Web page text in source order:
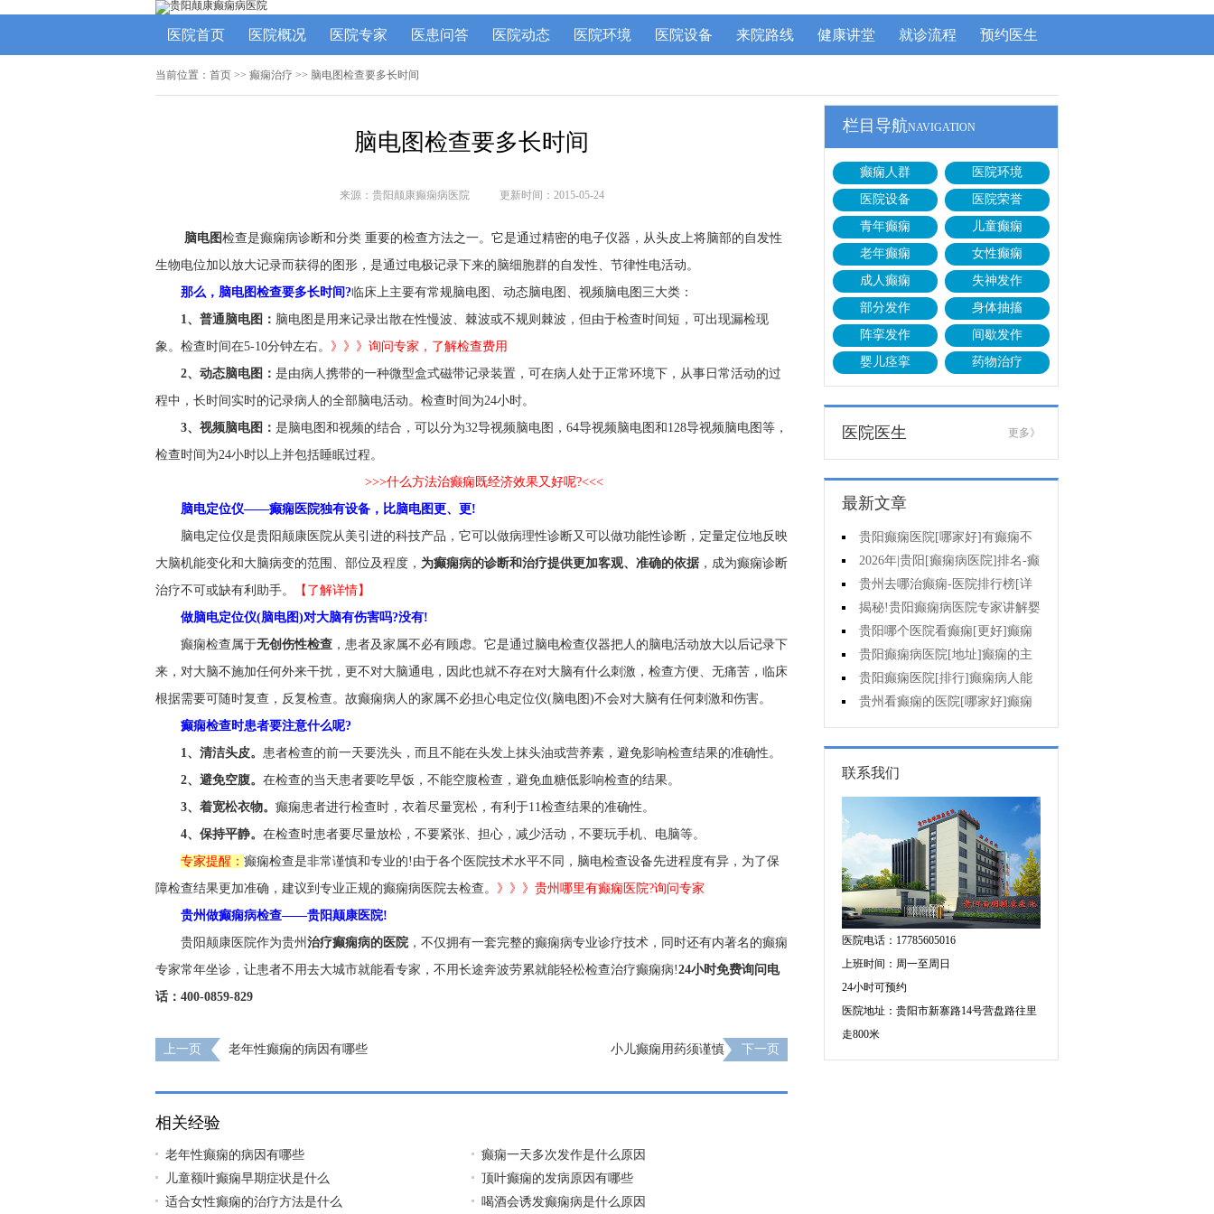
医院首页 医院概况 医院专家 医患问答 医院动态 医院环境 医院设备 来院路线 健康讲堂 就诊流程 预约医生
当前位置： 首页 >> 癫痫治疗 >> 脑电图检查要多长时间
脑电图检查要多长时间
来源：贵阳颠康癫痫病医院 更新时间：2015-05-24
脑电图检查是癫痫病诊断和分类 重要的检查方法之一。它是通过精密的电子仪器，从头皮上将脑部的自发性
生物电位加以放大记录而获得的图形，是通过电极记录下来的脑细胞群的自发性、节律性电活动。
那么，脑电图检查要多长时间?临床上主要有常规脑电图、动态脑电图、视频脑电图三大类：
1、普通脑电图： 脑电图是用来记录出散在性慢波、棘波或不规则棘波，但由于检查时间短，可出现漏检现
象。检查时间在5-10分钟左右。 》》》询问专家，了解检查费用
2、动态脑电图： 是由病人携带的一种微型盒式磁带记录装置，可在病人处于正常环境下，从事日常活动的过
程中，长时间实时的记录病人的全部脑电活动。检查时间为24小时。
3、视频脑电图： 是脑电图和视频的结合，可以分为32导视频脑电图，64导视频脑电图和128导视频脑电图等，
检查时间为24小时以上并包括睡眠过程。
>>>什么方法治癫痫既经济效果又好呢?<<<
脑电定位仪——癫痫医院独有设备，比脑电图更、更!
脑电定位仪是贵阳颠康医院从美引进的科技产品，它可以做病理性诊断又可以做功能性诊断，定量定位地反映
大脑机能变化和大脑病变的范围、部位及程度， 为癫痫病的诊断和治疗提供更加客观、准确的依据 ，成为癫痫诊断
治疗不可或缺有利助手。
【了解详情】
做脑电定位仪(脑电图)对大脑有伤害吗?没有!
癫痫检查属于无创伤性检查 ，患者及家属不必有顾虑。它是通过脑电检查仪器把人的脑电活动放大以后记录下
来，对大脑不施加任何外来干扰，更不对大脑通电，因此也就不存在对大脑有什么刺激，检查方便、无痛苦，临床
根据需要可随时复查，反复检查。故癫痫病人的家属不必担心电定位仪(脑电图)不会对大脑有任何刺激和伤害。
癫痫检查时患者要注意什么呢?
1、清洁头皮。 患者检查的前一天要洗头，而且不能在头发上抹头油或营养素，避免影响检查结果的准确性。
2、避免空腹。 在检查的当天患者要吃早饭，不能空腹检查，避免血糖低影响检查的结果。
3、着宽松衣物。 癫痫患者进行检查时，衣着尽量宽松，有利于11检查结果的准确性。
4、保持平静。 在检查时患者要尽量放松，不要紧张、担心，减少活动，不要玩手机、电脑等。
专家提醒： 癫痫检查是非常谨慎和专业的!由于各个医院技术水平不同，脑电检查设备先进程度有异，为了保
障检查结果更加准确，建议到专业正规的癫痫病医院去检查。 》》》贵州哪里有癫痫医院?询问专家
贵州做癫痫病检查——贵阳颠康医院!
贵阳颠康医院作为贵州 治疗癫痫病的医院 ，不仅拥有一套完整的癫痫病专业诊疗技术，同时还有内著名的癫痫
专家常年坐诊，让患者不用去大城市就能看专家，不用长途奔波劳累就能轻松检查治疗癫痫病!24小时免费询问电
话：400-0859-829
上一页 老年性癫痫的病因有哪些 小儿癫痫用药须谨慎 下一页
相关经验
老年性癫痫的病因有哪些
癫痫一天多次发作是什么原因
儿童额叶癫痫早期症状是什么
顶叶癫痫的发病原因有哪些
适合女性癫痫的治疗方法是什么
喝酒会诱发癫痫病是什么原因
栏目导航NAVIGATION
癫痫人群
医院环境
医院设备
医院荣誉
青年癫痫
儿童癫痫
老年癫痫
女性癫痫
成人癫痫
失神发作
部分发作
身体抽搐
阵挛发作
间歇发作
婴儿痉挛
药物治疗
医院医生 更多》
最新文章
贵阳癫痫医院[哪家好]有癫痫不
能吃什么?
2026年|贵阳[癫痫病医院]排名-癫
痫病人检查对身体有影响吗?
贵州去哪治癫痫-医院排行榜[详
细排名]癫痫会导致病人精神失常
吗?
揭秘!贵阳癫痫病医院专家讲解婴
儿为什么会得癫痫呢
贵阳哪个医院看癫痫[更好]癫痫
发作有什么症状表现?
贵阳癫痫病医院[地址]癫痫的主
要症状是什么?
贵阳癫痫医院[排行]癫痫病人能
熬夜吗?
贵州看癫痫的医院[哪家好]癫痫
的三大类原因?
联系我们
医院电话：17785605016
上班时间：周一至周日
24小时可预约
医院地址：贵阳市新寨路14号营盘路往里
走800米